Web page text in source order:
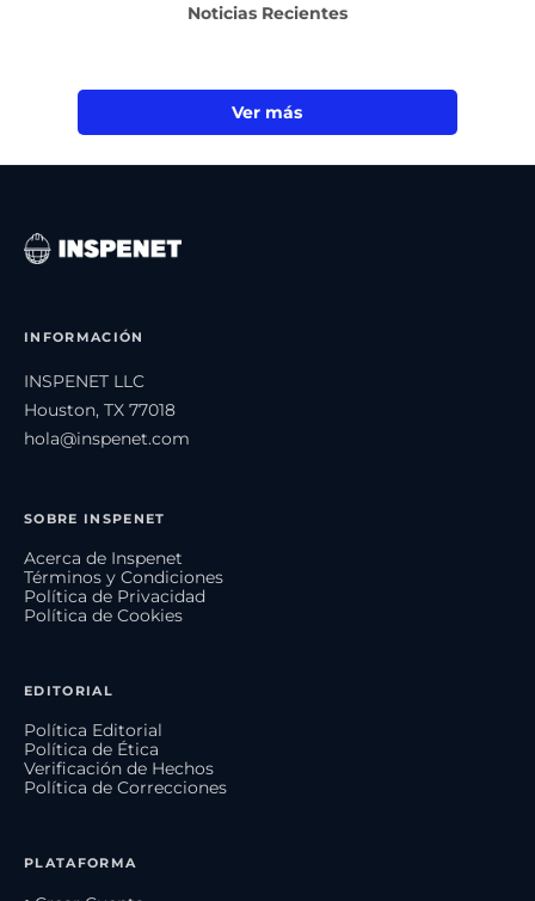
Noticias Recientes
Ver más
INFORMACIÓN
INSPENET LLC
Houston, TX 77018
hola@inspenet.com
SOBRE INSPENET
Acerca de Inspenet
Términos y Condiciones
Política de Privacidad
Política de Cookies
EDITORIAL
Política Editorial
Política de Ética
Verificación de Hechos
Política de Correcciones
PLATAFORMA